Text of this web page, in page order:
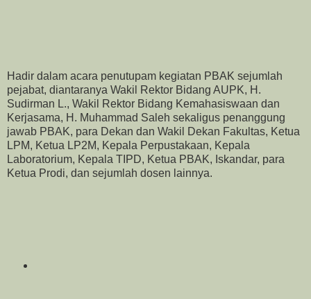
Hadir dalam acara penutupam kegiatan PBAK sejumlah
pejabat, diantaranya Wakil Rektor Bidang AUPK, H.
Sudirman L., Wakil Rektor Bidang Kemahasiswaan dan
Kerjasama, H. Muhammad Saleh sekaligus penanggung
jawab PBAK, para Dekan dan Wakil Dekan Fakultas, Ketua
LPM, Ketua LP2M, Kepala Perpustakaan, Kepala
Laboratorium, Kepala TIPD, Ketua PBAK, Iskandar, para
Ketua Prodi, dan sejumlah dosen lainnya.